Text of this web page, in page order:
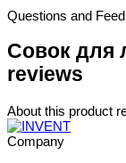
Questions and
Совок для
reviews
About this product
Company